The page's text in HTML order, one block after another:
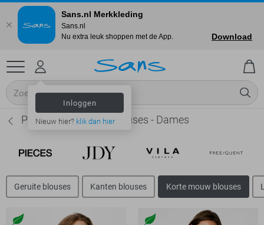
Inloggen
Nieuw hier? klik dan hier
Pieces Korte mouw blouses - Dames
Geruite blouses Kanten blouses Korte mouw blouses
Sans.nl Merkkleding
Sans.nl
Nu extra leuk shoppen met de App.
Download